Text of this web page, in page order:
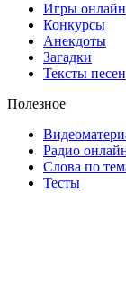
Игры онлайн
Конкурсы
Анекдоты
Загадки
Тексты песен
Полезное
Радио
Слова по
Тесты